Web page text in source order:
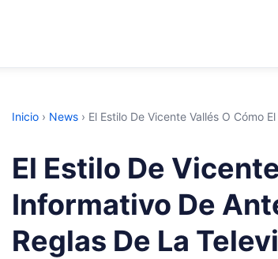
Inicio › News › El Estilo De Vicente Vallés O Cómo
El Estilo De
Informativo De
Reglas De La